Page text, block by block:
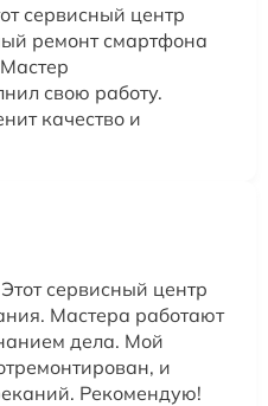
сервисный центр
ремонт смартфона
свою работу.
качество и
сервисный центр
Мастера работают
дела. Мой
и
Рекомендую!